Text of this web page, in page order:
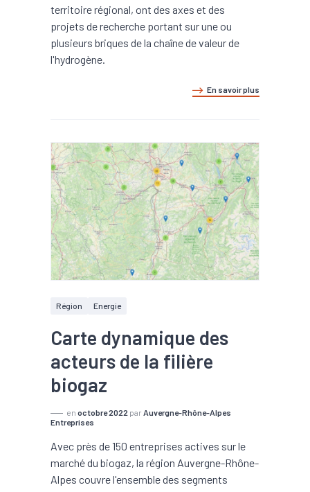
territoire régional, ont des axes et des
projets de recherche portant sur une ou
plusieurs briques de la chaîne de valeur de
l'hydrogène.
En savoir plus
Région Energie
Carte dynamique des
acteurs de la filière
biogaz
en octobre 2022 par Auvergne-Rhône-Alpes
Entreprises
Avec près de 150 entreprises actives sur le
marché du biogaz, la région Auvergne-Rhône-
Alpes couvre l'ensemble des segments